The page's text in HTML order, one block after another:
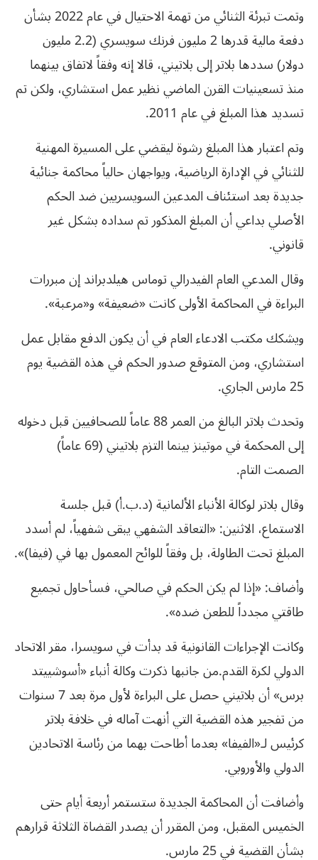
وتمت تبرئة الثنائي من تهمة الاحتيال في عام 2022 بشأن
دفعة مالية قدرها 2 مليون فرنك سويسري (2.2 مليون
دولار) سددها بلاتر إلى بلاتيني، قالا إنه وفقاً لاتفاق بينهما
منذ تسعينيات القرن الماضي نظير عمل استشاري، ولكن تم
تسديد هذا المبلغ في عام 2011.
وتم اعتبار هذا المبلغ رشوة ليقضي على المسيرة المهنية
للثنائي في الإدارة الرياضية، ويواجهان حالياً محاكمة جنائية
جديدة بعد استئناف المدعين السويسريين ضد الحكم
الأصلي بداعي أن المبلغ المذكور تم سداده بشكل غير
قانوني.
وقال المدعي العام الفيدرالي توماس هيلدبراند إن مبررات
البراءة في المحاكمة الأولى كانت «ضعيفة» و«مرعبة».
ويشكك مكتب الادعاء العام في أن يكون الدفع مقابل عمل
استشاري، ومن المتوقع صدور الحكم في هذه القضية يوم
25 مارس الجاري.
وتحدث بلاتر البالغ من العمر 88 عاماً للصحافيين قبل دخوله
إلى المحكمة في موتينز بينما التزم بلاتيني (69 عاماً)
الصمت التام.
وقال بلاتر لوكالة الأنباء الألمانية (د.ب.أ) قبل جلسة
الاستماع، الاثنين: «التعاقد الشفهي يبقى شفهياً، لم أسدد
المبلغ تحت الطاولة، بل وفقاً للوائح المعمول بها في (فيفا)».
وأضاف: «إذا لم يكن الحكم في صالحي، فسأحاول تجميع
طاقتي مجدداً للطعن ضده».
وكانت الإجراءات القانونية قد بدأت في سويسرا، مقر الاتحاد
الدولي لكرة القدم.من جانبها ذكرت وكالة أنباء «أسوشييتد
برس» أن بلاتيني حصل على البراءة لأول مرة بعد 7 سنوات
من تفجير هذه القضية التي أنهت آماله في خلافة بلاتر
كرئيس لـ«الفيفا» بعدما أطاحت بهما من رئاسة الاتحادين
الدولي والأوروبي.
وأضافت أن المحاكمة الجديدة ستستمر أربعة أيام حتى
الخميس المقبل، ومن المقرر أن يصدر القضاة الثلاثة قرارهم
بشأن القضية في 25 مارس.